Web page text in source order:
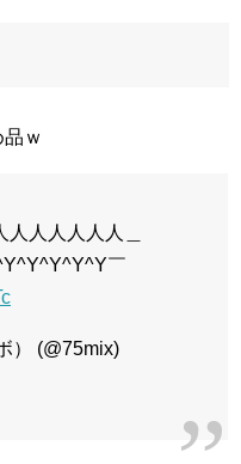
ｗ
人人人人人＿
￣
） (@75mix)